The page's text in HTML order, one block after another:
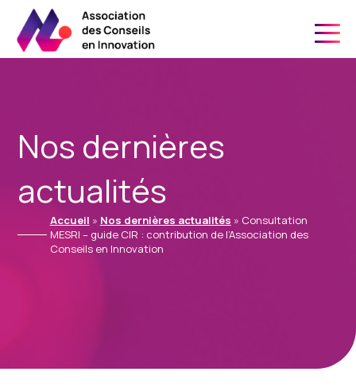
06 21 24 34 91
Nos dernières
actualités
Accueil » Nos dernières actualités » Consultation
MESRI – guide CIR : contribution de l’Association des
Conseils en Innovation